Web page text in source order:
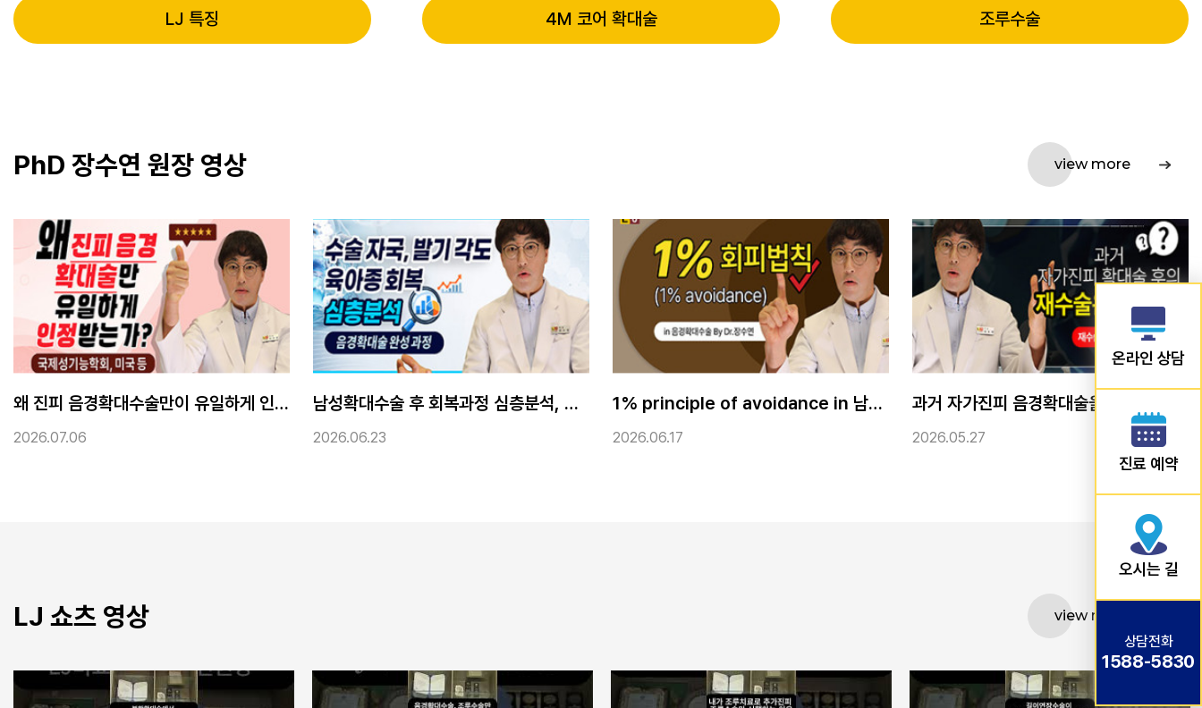
LJ 특징 4M 코어 확대술 조루수술
PhD 장수연 원장 영상 view more
왜 진피 음경확대수술만이 유일하게 인정받는가? 국제 성기능학회, 미국 등 50회 이상 국제 성기능학회 발표
2026.06.23
1% principle of avoidance in 남성확대수술, 조루수술
2026.06.17
과거 자가진피 음경확대술을 받은 경우 추가확대, 재교정수술에 관한 이야기
2026.05.27 2026.05.13
LJ 쇼츠 영상 view more
온라인 상담
진료 예약
오시는 길
상담전화
1588-5830